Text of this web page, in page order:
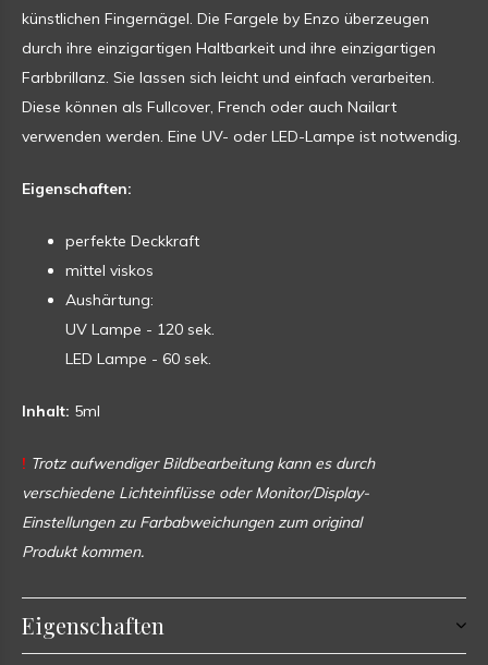
künstlichen Fingernägel. Die Fargele by Enzo überzeugen
durch ihre einzigartigen Haltbarkeit und ihre einzigartigen
Farbbrillanz. Sie lassen sich leicht und einfach verarbeiten.
Diese können als Fullcover, French oder auch Nailart
verwenden werden. Eine UV- oder LED-Lampe ist notwendig.
Eigenschaften:
perfekte Deckkraft
mittel viskos
Aushärtung:
UV Lampe - 120 sek.
LED Lampe - 60 sek.
Inhalt: 5ml
! Trotz aufwendiger Bildbearbeitung kann es durch
verschiedene Lichteinflüsse oder Monitor/Display-
Einstellungen zu Farbabweichungen zum original
Produkt kommen.
Eigenschaften